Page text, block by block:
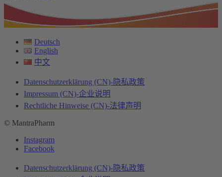
Deutsch
English
中文
Datenschutzerklärung (CN)-隐私政策
Impressum (CN)-企业说明
Rechtliche Hinweise (CN)-法律声明
© MantraPharm
Instagram
Facebook
Datenschutzerklärung (CN)-隐私政策